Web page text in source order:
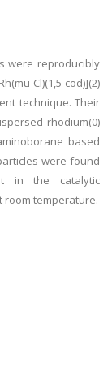
were reproducibly
Cl)(1,5-cod)](2)
technique. Their
rhodium(0)
based
were found
in the catalytic
room temperature.